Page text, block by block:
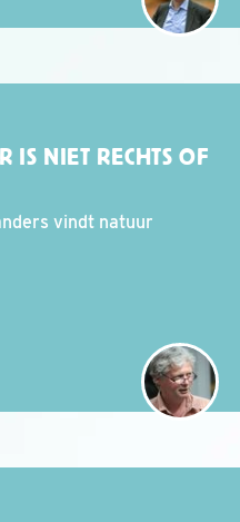
IS NIET RECHTS OF
vindt natuur